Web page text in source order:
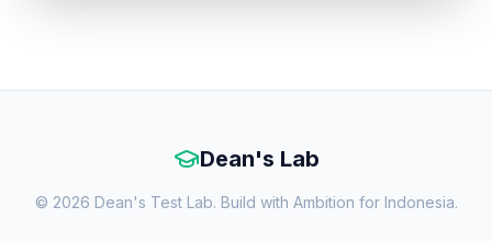
Dean's Lab
© 2026 Dean's Test Lab. Build with Ambition for Indonesia.